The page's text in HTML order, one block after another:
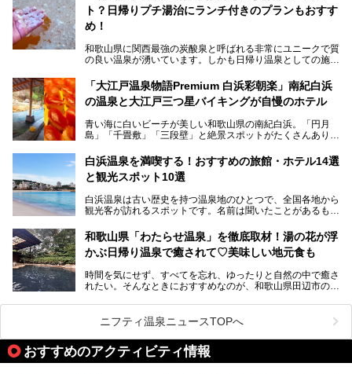
6ヵ所のお風呂のうち5ヵ所までは日帰り入浴も可。可愛ら
しいカメさんの形の送迎船「浦島丸」に乗っていざ、温泉の
湧く竜宮城へ！
───
提供元：那智勝浦町【PR】
この記事は那智勝浦町のPR記事です。
ト？日帰りプチ湯治にランチ付きのプランもおすす
め！
和歌山県に関西最強の炭酸泉と呼ばれる非常にユニークで質
の良い温泉が湧いています。しかも日帰り温泉としての施設
薬師の湯」。朝一番のお風呂にはパリパリシャリシャリと膜
が張って、それを砕きながら入浴できるとか！
ンチに人気のお食事処メニューも紹介しちゃいます！
「大江戸温泉物語Premium 白浜彩朝楽」南紀白浜
の温泉と大江戸三つ星バイキングが自慢のホテル
青い海に白いビーチが美しい和歌山県の南紀白浜。「円月
島」「千畳敷」「三段壁」と絶景スポットがたくさんありま
場する歴史の古さから日本三古湯の一つにも。
そんな「南紀白浜温泉」の「大江戸温泉物語Premium 白浜
グ」がスタートしました。温泉＆バイキング＆レジャースポ
ットとしてのこのホテルの魅力をたっぷり体験してきたので
───
提供元：大江戸温泉物語ホテルズ＆リゾーツ株式会社【P
この記事は大江戸温泉物語Premium 白浜彩朝楽のPR記事で
す。
白浜温泉を満喫する！おすすめの旅館・ホテル14選
と観光スポット10選
白浜温泉は古い歴史を持つ温泉地のひとつで、全国各地から
観光客が訪れるスポットです。名前は聞いたことがあるもの
か、実は知らない方も多いのではないでしょうか。
そこで今回は、白浜温泉ビギナー向けの基本情報をご紹介し
浜温泉を訪れるなら外せない観光スポットも合わせてご紹介
します。
和歌山県「わたらせ温泉」を徹底取材！湯の花が浮
かぶ日帰り温泉で癒されて♡美味しい地元食も
時間を気にせず、すべてを忘れ、ゆったりと自然の中で癒さ
れたい。そんなときにおすすめなのが、和歌山県田辺市の
の豊かな山々を眺めながら、どんどん期待が膨らみますよ。
「わたらせ温泉」では、温泉に入れるだけではなく、地元の
特産品を使った食事をいただける「露天食堂」でお腹も満た
すことができます。ぜひチェックしてくださいね。
ニフティ温泉ニュースTOPへ
おすすめのアクティビティ情報